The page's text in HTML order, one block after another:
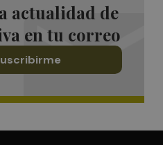
actualidad de
en tu correo